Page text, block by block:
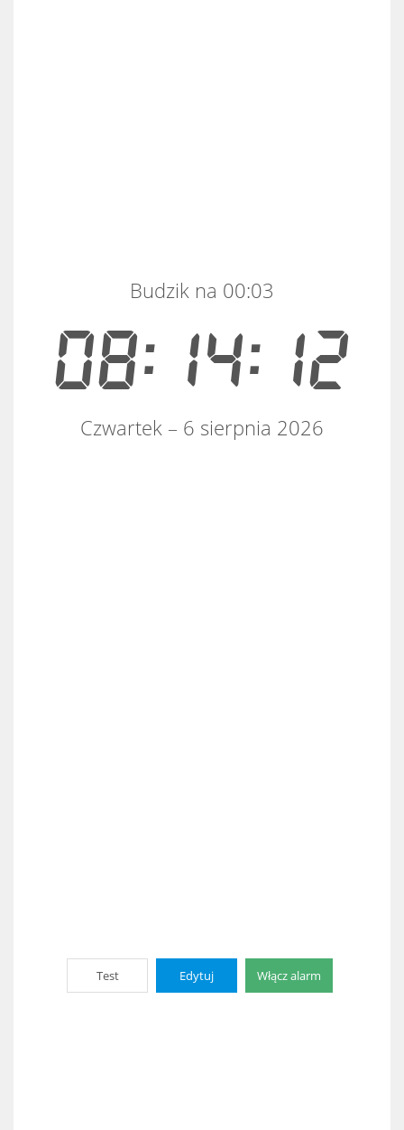
08:14:12
Budzik na 00:03
Czwartek – 6 sierpnia 2026
Test Edytuj Włącz alarm